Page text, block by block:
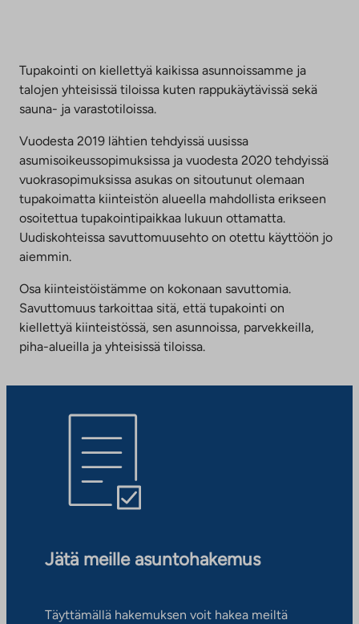
Tupakointi on kiellettyä kaikissa asunnoissamme ja
talojen yhteisissä tiloissa kuten rappukäytävissä sekä
sauna- ja varastotiloissa.
Vuodesta 2019 lähtien tehdyissä uusissa
asumisoikeussopimuksissa ja vuodesta 2020 tehdyissä
vuokrasopimuksissa asukas on sitoutunut olemaan
tupakoimatta kiinteistön alueella mahdollista erikseen
osoitettua tupakointipaikkaa lukuun ottamatta.
Uudiskohteissa savuttomuusehto on otettu käyttöön jo
aiemmin.
Osa kiinteistöistämme on kokonaan savuttomia.
Savuttomuus tarkoittaa sitä, että tupakointi on
kiellettyä kiinteistössä, sen asunnoissa, parvekkeilla,
piha-alueilla ja yhteisissä tiloissa.
Jätä meille asuntohakemus
Täyttämällä hakemuksen voit hakea meiltä